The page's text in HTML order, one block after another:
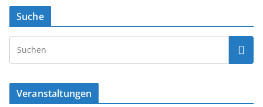
Suche
Veranstaltungen